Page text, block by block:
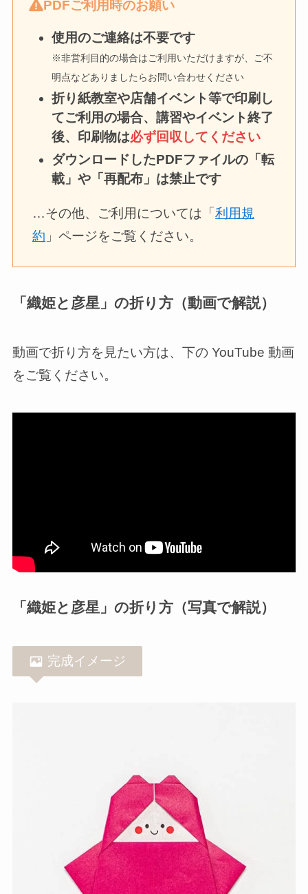
PDFご利用時のお願い
使用のご連絡は不要です
※非営利目的の場合はご利用いただけますが、ご不
明点などありましたらお問い合わせください
折り紙教室や店舗イベント等で印刷し
てご利用の場合、講習やイベント終了
後、印刷物は必ず回収してください
ダウンロードしたPDFファイルの「転
載」や「再配布」は禁止です
…その他、ご利用については「利用規
約 」ページをご覧ください。
「織姫と彦星」の折り方（動画で解説）
動画で折り方を見たい方は、下の YouTube 動画
をご覧ください。
「織姫と彦星」の折り方（写真で解説）
完成イメージ